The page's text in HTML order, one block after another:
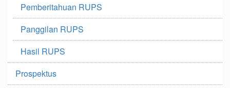
Pemberitahuan RUPS
Panggilan RUPS
Hasil RUPS
Prospektus